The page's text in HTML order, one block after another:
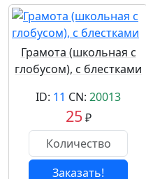
Грамота (школьная с
глобусом), с блестками
ID: 11 CN: 20013
25₽
Заказать!